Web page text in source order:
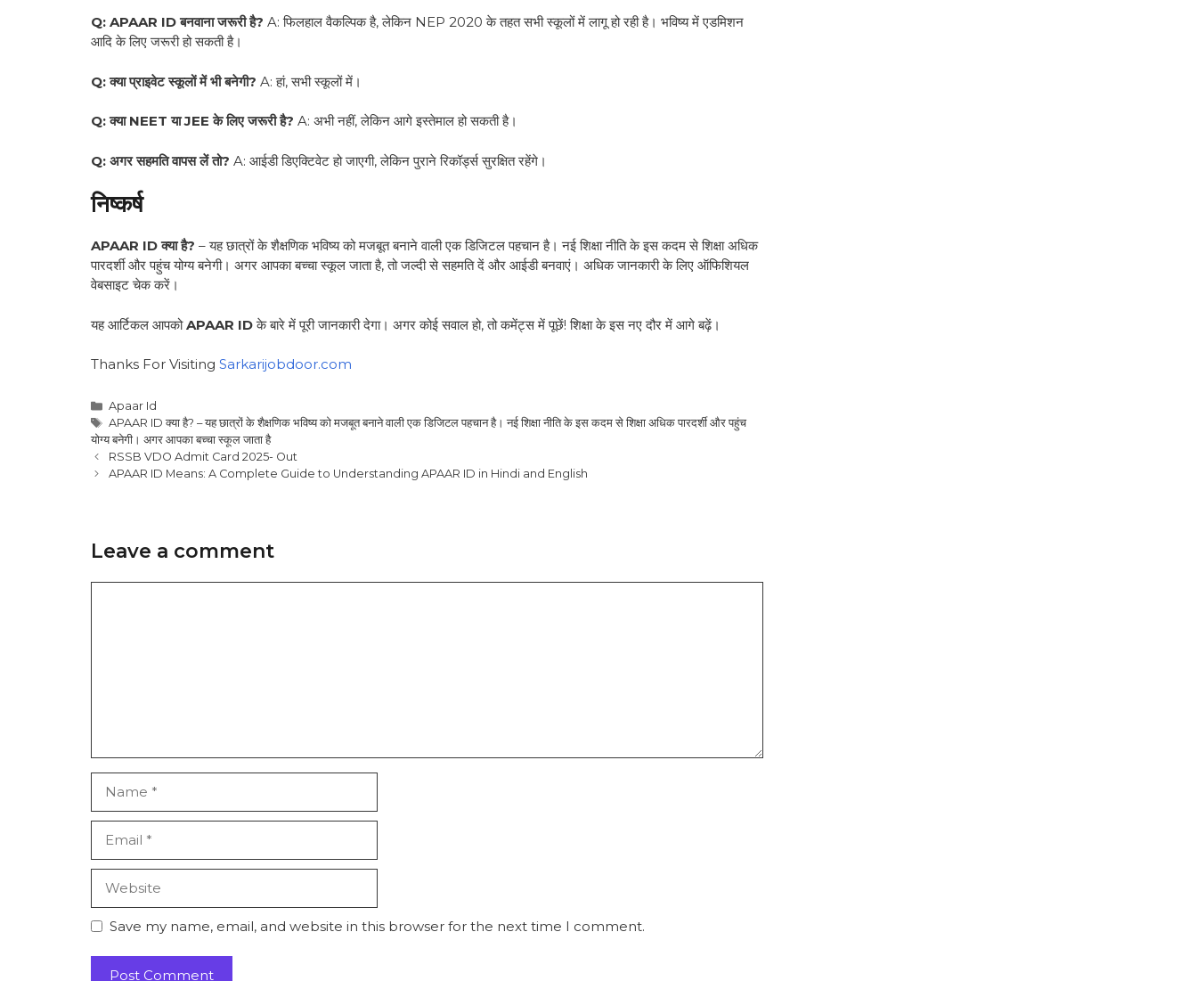
Q: APAAR ID बनवाना जरूरी है? A: फिलहाल वैकल्पिक है, लेकिन NEP 2020 के तहत सभी स्कूलों में लागू हो रही है। भविष्य में एडमिशन
आदि के लिए जरूरी हो सकती है।
Q: क्या प्राइवेट स्कूलों में भी बनेगी? A: हां, सभी स्कूलों में।
Q: क्या NEET या JEE के लिए जरूरी है? A: अभी नहीं, लेकिन आगे इस्तेमाल हो सकती है।
Q: अगर सहमति वापस लें तो? A: आईडी डिएक्टिवेट हो जाएगी, लेकिन पुराने रिकॉर्ड्स सुरक्षित रहेंगे।
निष्कर्ष
APAAR ID क्या है? – यह छात्रों के शैक्षणिक भविष्य को मजबूत बनाने वाली एक डिजिटल पहचान है। नई शिक्षा नीति के इस कदम से शिक्षा अधिक
पारदर्शी और पहुंच योग्य बनेगी। अगर आपका बच्चा स्कूल जाता है, तो जल्दी से सहमति दें और आईडी बनवाएं। अधिक जानकारी के लिए ऑफिशियल
वेबसाइट चेक करें।
यह आर्टिकल आपकोAPAAR IDके बारे में पूरी जानकारी देगा। अगर कोई सवाल हो, तो कमेंट्स में पूछें! शिक्षा के इस नए दौर में आगे बढ़ें।
Thanks For Visiting Sarkarijobdoor.com
Apaar Id
APAAR ID क्या है? – यह छात्रों के शैक्षणिक भविष्य को मजबूत बनाने वाली एक डिजिटल पहचान है। नई शिक्षा नीति के इस कदम से शिक्षा अधिक पारदर्शी और पहुंच
योग्य बनेगी। अगर आपका बच्चा स्कूल जाता है
RSSB VDO Admit Card 2025- Out
APAAR ID Means: A Complete Guide to Understanding APAAR ID in Hindi and English
Leave a comment
Save my name, email, and website in this browser for the next time I comment.